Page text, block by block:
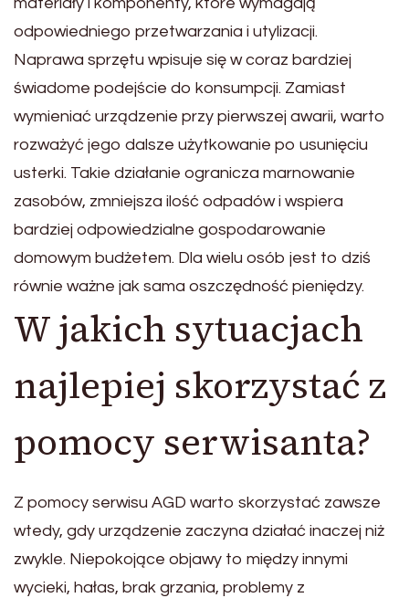
materiały i komponenty, które wymagają
odpowiedniego przetwarzania i utylizacji.
Naprawa sprzętu wpisuje się w coraz bardziej
świadome podejście do konsumpcji. Zamiast
wymieniać urządzenie przy pierwszej awarii, warto
rozważyć jego dalsze użytkowanie po usunięciu
usterki. Takie działanie ogranicza marnowanie
zasobów, zmniejsza ilość odpadów i wspiera
bardziej odpowiedzialne gospodarowanie
domowym budżetem. Dla wielu osób jest to dziś
równie ważne jak sama oszczędność pieniędzy.
W jakich sytuacjach
najlepiej skorzystać z
pomocy serwisanta?
Z pomocy serwisu AGD warto skorzystać zawsze
wtedy, gdy urządzenie zaczyna działać inaczej niż
zwykle. Niepokojące objawy to między innymi
wycieki, hałas, brak grzania, problemy z